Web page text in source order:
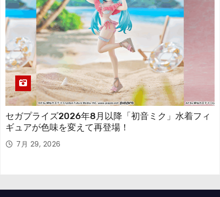
セガプライズ2026年8月以降「初音ミク」水着フィ
ギュアが色味を変えて再登場！
7月 29, 2026